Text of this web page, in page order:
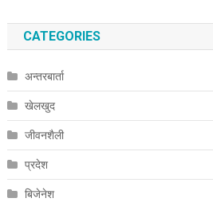
CATEGORIES
अन्तरबार्ता
खेलखुद
जीवनशैली
प्रदेश
बिजेनेश